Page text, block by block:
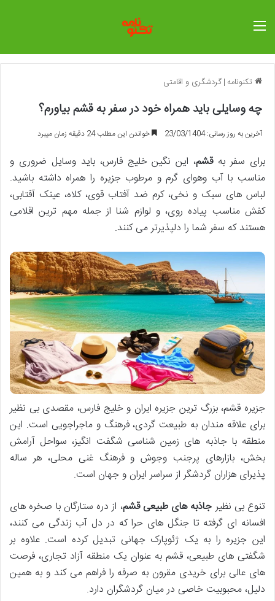
تکنونامه |گردشگری و اقامتی
چه وسایلی باید همراه خود در سفر به قشم بیاورم؟
آخرین به روز رسانی: 23/03/1404 خواندن این مطلب 24 دقیقه زمان میبرد
برای سفر بهقشم، این نگین خلیج فارس، باید وسایل ضروری و
مناسب با آب وهوای گرم و مرطوب جزیره را همراه داشته باشید.
لباس های سبک و نخی، کرم ضد آفتاب قوی، کلاه، عینک آفتابی،
کفش مناسب پیاده روی، و لوازم شنا از جمله مهم ترین اقلامی
هستند که سفر شما را دلپذیرتر می کنند.
جزیره قشم، بزرگ ترین جزیره ایران و خلیج فارس، مقصدی بی نظیر
برای علاقه مندان به طبیعت گردی، فرهنگ و ماجراجویی است. این
منطقه با جاذبه های زمین شناسی شگفت انگیز، سواحل آرامش
بخش، بازارهای پرجنب وجوش و فرهنگ غنی محلی، هر ساله
پذیرای هزاران گردشگر از سراسر ایران و جهان است.
تنوع بی نظیرجاذبه های طبیعی قشم، از دره ستارگان با صخره های
افسانه ای گرفته تا جنگل های حرا که در دل آب زندگی می کنند،
این جزیره را به یک ژئوپارک جهانی تبدیل کرده است. علاوه بر
شگفتی های طبیعی، قشم به عنوان یک منطقه آزاد تجاری، فرصت
های عالی برای خریدی مقرون به صرفه را فراهم می کند و به همین
دلیل، محبوبیت خاصی در میان گردشگران دارد.